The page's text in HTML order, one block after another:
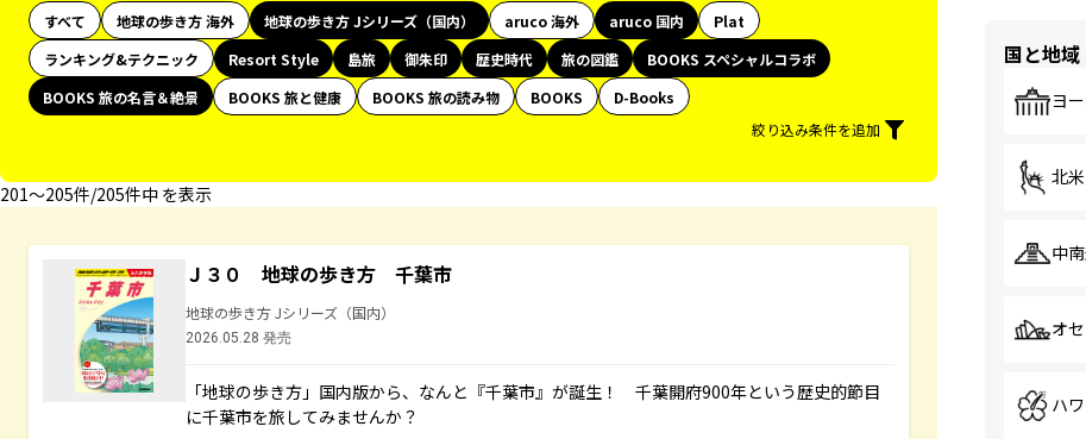
すべて 地球の歩き方 海外 地球の歩き方 Jシリーズ（国内） aruco 海外 aruco 国内
Plat
ランキング&テクニック
Resort Style 島旅 御朱印 歴史時代 旅の図鑑
BOOKS スペシャルコラボ
BOOKS 旅の名言＆絶景
BOOKS 旅と健康 BOOKS 旅の読み物 BOOKS
D-Books
絞り込み条件を追加
201〜205件/205件中 を表示
Ｊ３０ 地球の歩き方 千葉市
地球の歩き方 Jシリーズ（国内）
2026.05.28 発売
「地球の歩き方」国内版から、なんと『千葉市』が誕生！ 千葉開府900年という歴史的節目
に千葉市を旅してみませんか？
国と地域
ヨ
北米
中
オ
ハ